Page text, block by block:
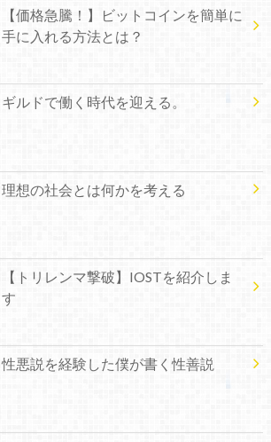
【価格急騰！】ビットコインを簡単に
手に入れる方法とは？
ギルドで働く時代を迎える。
理想の社会とは何かを考える
【トリレンマ撃破】IOSTを紹介しま
す
性悪説を経験した僕が書く性善説